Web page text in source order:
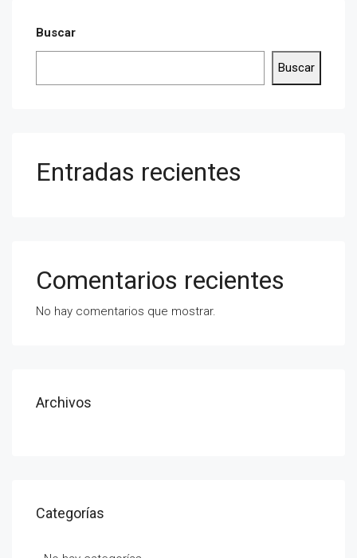
Buscar
Buscar
Entradas recientes
Comentarios recientes
No hay comentarios que mostrar.
Archivos
Categorías